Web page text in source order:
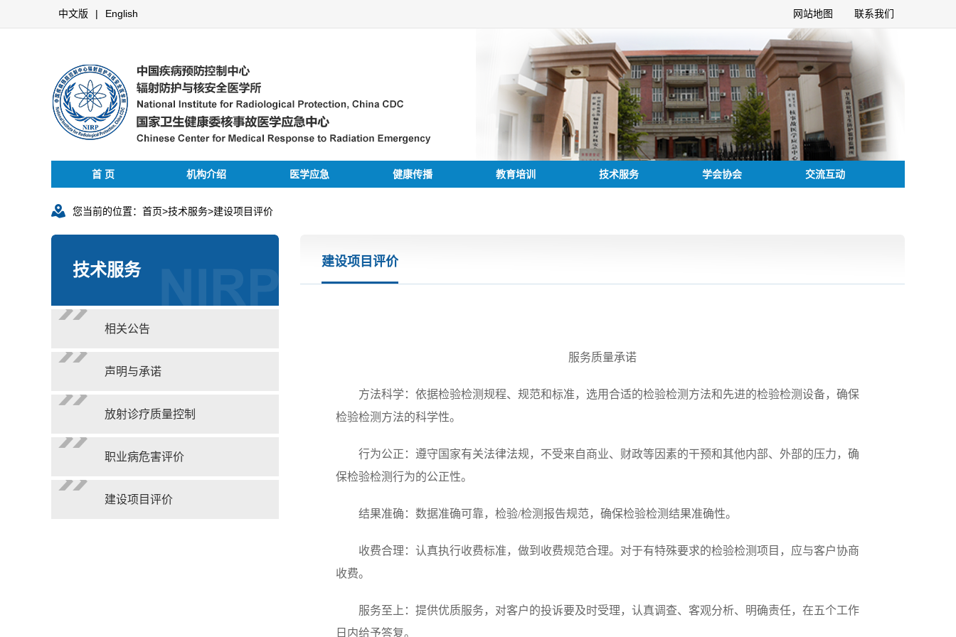
中文版 | English 网站地图 联系我们
首 页 机构介绍 医学应急 健康传播 教育培训 技术服务 学会协会 交流互动
您当前的位置： 首页>技术服务>建设项目评价
技术服务
相关公告
声明与承诺
放射诊疗质量控制
职业病危害评价
建设项目评价
建设项目评价
服务质量承诺
方法科学：依据检验检测规程、规范和标准，选用合适的检验检测方法和先进的检验检测设备，确保
检验检测方法的科学性。
行为公正：遵守国家有关法律法规，不受来自商业、财政等因素的干预和其他内部、外部的压力，确
保检验检测行为的公正性。
结果准确：数据准确可靠，检验/检测报告规范，确保检验检测结果准确性。
收费合理：认真执行收费标准，做到收费规范合理。对于有特殊要求的检验检测项目，应与客户协商
收费。
服务至上：提供优质服务，对客户的投诉要及时受理，认真调查、客观分析、明确责任，在五个工作
日内给予答复。